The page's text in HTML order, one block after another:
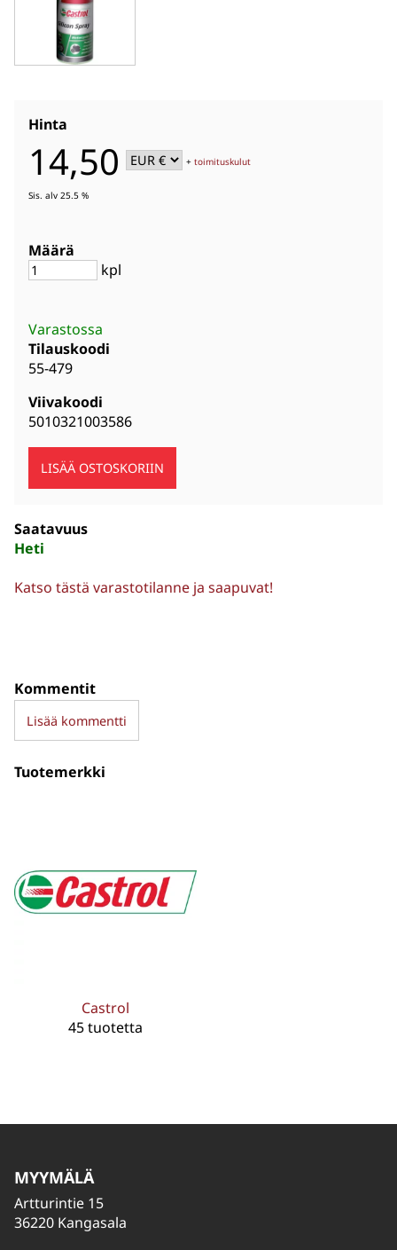
Hinta
14,50 +toimituskulut
Sis. alv 25.5 %
Määrä
kpl
Varastossa
Tilauskoodi
55-479
Viivakoodi
5010321003586
Saatavuus
Heti
Katso tästä varastotilanne ja saapuvat!
Kommentit
Lisää kommentti
Tuotemerkki
Castrol
45 tuotetta
MYYMÄLÄ
Artturintie 15
36220 Kangasala